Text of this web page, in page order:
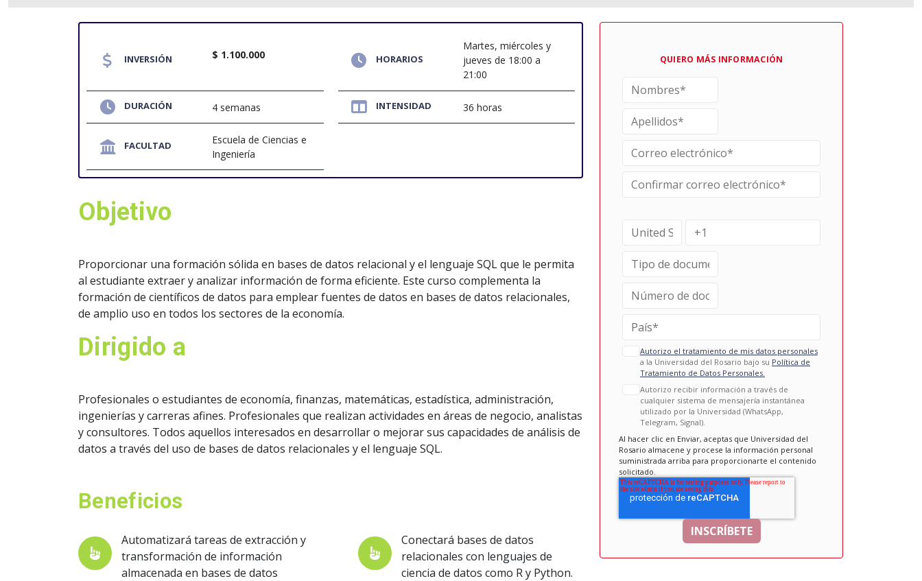
INVERSIÓN $ 1.100.000 HORARIOS
Martes, miércoles y
jueves de 18:00 a
21:00
DURACIÓN 4 semanas INTENSIDAD 36 horas
FACULTAD
Escuela de Ciencias e
Ingeniería
Objetivo
Proporcionar una formación sólida en bases de datos relacional y el lenguaje SQL que le permita
al estudiante extraer y analizar información de forma eficiente. Este curso complementa la
formación de científicos de datos para emplear fuentes de datos en bases de datos relacionales,
de amplio uso en todos los sectores de la economía.
Dirigido a
Profesionales o estudiantes de economía, finanzas, matemáticas, estadística, administración,
ingenierías y carreras afines. Profesionales que realizan actividades en áreas de negocio, analistas
y consultores. Todos aquellos interesados en desarrollar o mejorar sus capacidades de análisis de
datos a través del uso de bases de datos relacionales y el lenguaje SQL.
Beneficios
Automatizará tareas de extracción y
transformación de información
almacenada en bases de datos
Conectará bases de datos
relacionales con lenguajes de
ciencia de datos como R y Python.
QUIERO MÁS INFORMACIÓN
Autorizo el tratamiento de mis datos personales
a la Universidad del Rosario bajo su Política de
Tratamiento de Datos Personales.
Autorizo recibir información a través de
cualquier sistema de mensajería instantánea
utilizado por la Universidad (WhatsApp,
Telegram, Signal).
Al hacer clic en Enviar, aceptas que Universidad del
Rosario almacene y procese la información personal
suministrada arriba para proporcionarte el contenido
solicitado.